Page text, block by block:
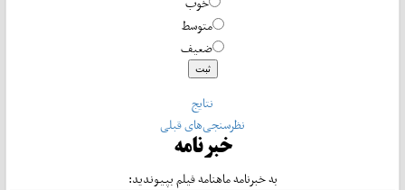
متوسط
ضعیف
نتایج
نظرسنجی‌های قبلی
خبرنامه
به خبرنامه ماهنامه فیلم بپیوندید: